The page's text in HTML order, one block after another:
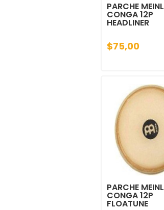
PARCHE MEINL
CONGA 12P
HEADLINER
$75,00
PARCHE MEINL
CONGA 12P
FLOATUNE